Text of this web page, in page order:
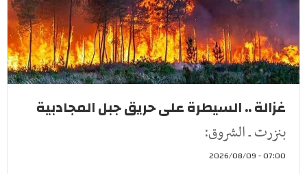
غزالة .. السيطرة على حريق جبل المجادبية
بنزرت ـ الشروق:
07:00 - 2026/08/09